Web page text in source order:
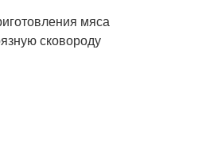
мяса
сковороду